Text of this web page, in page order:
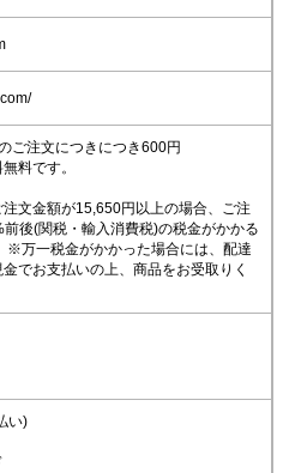
ご注文につきにつき600円
料です。
文金額が15,650円以上の場合、ご注
後(関税・輸入消費税)の税金がかかる
※万一税金がかかった場合には、配達
でお支払いの上、商品をお受取りく
い)